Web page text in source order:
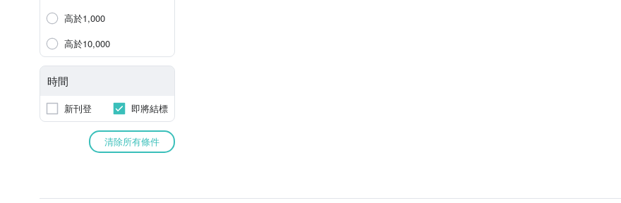
高於1,000
高於10,000
時間
新刊登 即將結標
清除所有條件